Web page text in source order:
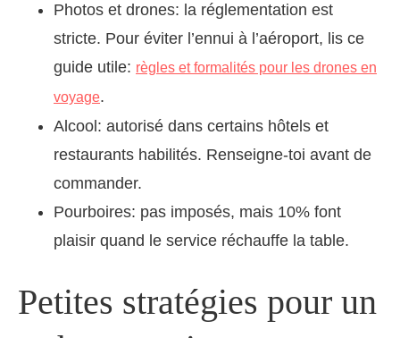
Photos et drones: la réglementation est
stricte. Pour éviter l’ennui à l’aéroport, lis ce
guide utile: règles et formalités pour les drones en
voyage.
Alcool: autorisé dans certains hôtels et
restaurants habilités. Renseigne-toi avant de
commander.
Pourboires: pas imposés, mais 10% font
plaisir quand le service réchauffe la table.
Petites stratégies pour un